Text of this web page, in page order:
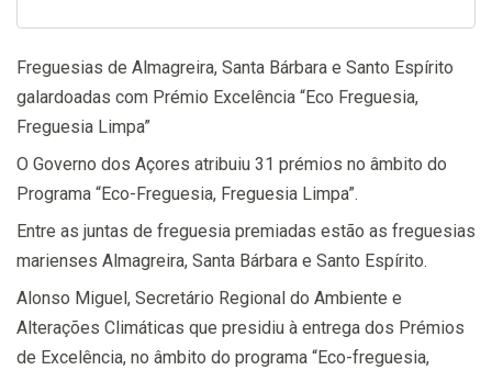
Freguesias de Almagreira, Santa Bárbara e Santo Espírito
galardoadas com Prémio Excelência “Eco Freguesia,
Freguesia Limpa”
O Governo dos Açores atribuiu 31 prémios no âmbito do
Programa “Eco-Freguesia, Freguesia Limpa”.
Entre as juntas de freguesia premiadas estão as freguesias
marienses Almagreira, Santa Bárbara e Santo Espírito.
Alonso Miguel, Secretário Regional do Ambiente e
Alterações Climáticas que presidiu à entrega dos Prémios
de Excelência, no âmbito do programa “Eco-freguesia,